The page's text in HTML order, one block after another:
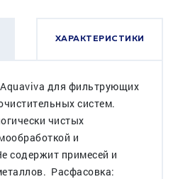
ХАРАКТЕРИСТИКИ
для фильтрующих
систем.
чистых
и
содержит примесей и
Расфасовка: